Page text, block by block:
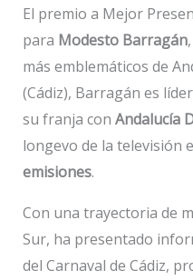
El premio a Mejor
para Modesto Barragán
más emblemáticos de
(Cádiz), Barragán es
su franja con Andalucía
longevo de la televisión
emisiones.
Con una trayectoria de
Sur, ha presentado
del Carnaval de Cádiz,